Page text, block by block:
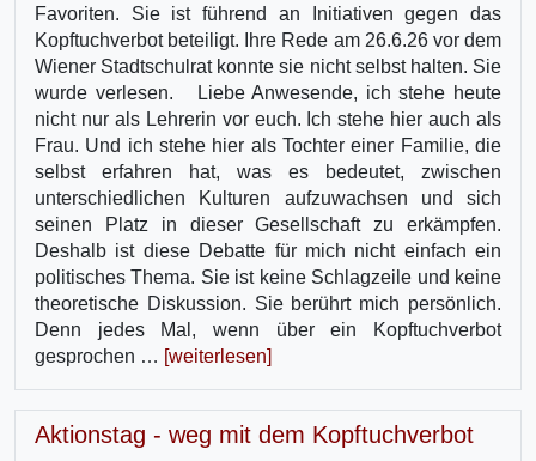
Favoriten. Sie ist führend an Initiativen gegen das
Kopftuchverbot beteiligt. Ihre Rede am 26.6.26 vor dem
Wiener Stadtschulrat konnte sie nicht selbst halten. Sie
wurde verlesen. Liebe Anwesende, ich stehe heute
nicht nur als Lehrerin vor euch. Ich stehe hier auch als
Frau. Und ich stehe hier als Tochter einer Familie, die
selbst erfahren hat, was es bedeutet, zwischen
unterschiedlichen Kulturen aufzuwachsen und sich
seinen Platz in dieser Gesellschaft zu erkämpfen.
Deshalb ist diese Debatte für mich nicht einfach ein
politisches Thema. Sie ist keine Schlagzeile und keine
theoretische Diskussion. Sie berührt mich persönlich.
Denn jedes Mal, wenn über ein Kopftuchverbot
gesprochen … [weiterlesen]
Aktionstag - weg mit dem Kopftuchverbot